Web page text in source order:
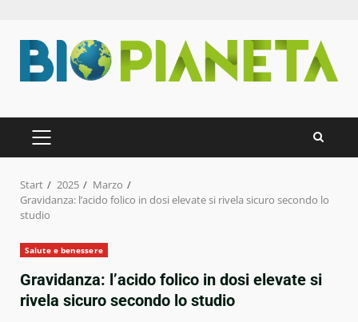
Inhalt
springen
PRIMÄRES
MENÜ
Start 2025
Marzo
Gravidanza: l’acido folico in dosi elevate si rivela sicuro secondo lo
studio
Salute e benessere
Gravidanza: l’acido folico in dosi elevate si
rivela sicuro secondo lo studio